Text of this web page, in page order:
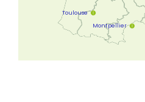
Saint-Jean-d'Illac
Toulouse
Montpellier